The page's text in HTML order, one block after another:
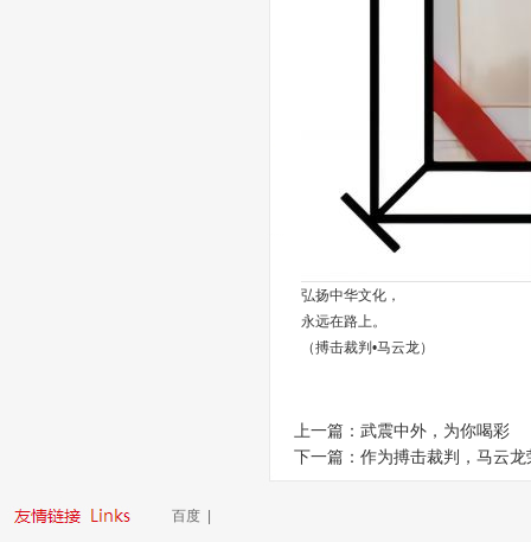
弘扬中华文化，
永远在路上。
（搏击裁判•马云龙）
上一篇： 武震中外，为你喝彩
下一篇： 作为搏击裁判，马云龙
百度